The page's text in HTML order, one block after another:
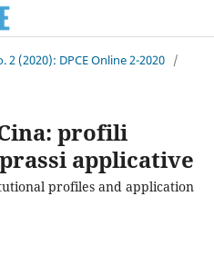
2 (2020): DPCE Online 2-2020 /
profili
applicative
profiles and application